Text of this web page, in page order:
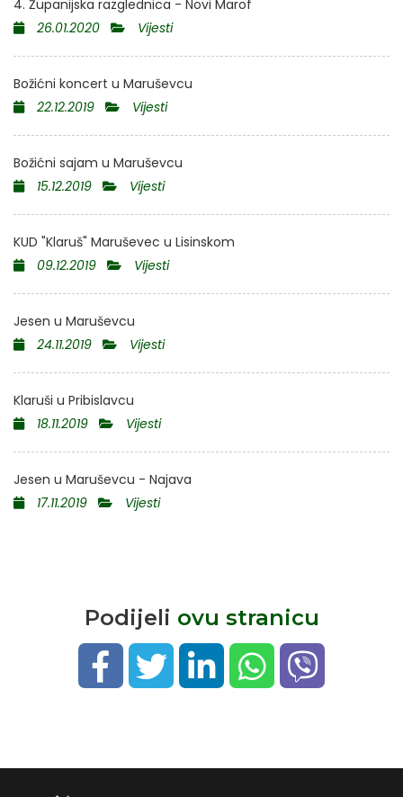
4. Županijska razglednica - Novi Marof
26.01.2020
Vijesti
Božićni koncert u Maruševcu
22.12.2019
Vijesti
Božićni sajam u Maruševcu
15.12.2019
Vijesti
KUD "Klaruš" Maruševec u Lisinskom
09.12.2019
Vijesti
Jesen u Maruševcu
24.11.2019
Vijesti
Klaruši u Pribislavcu
18.11.2019
Vijesti
Jesen u Maruševcu - Najava
17.11.2019
Vijesti
Podijeli ovu stranicu